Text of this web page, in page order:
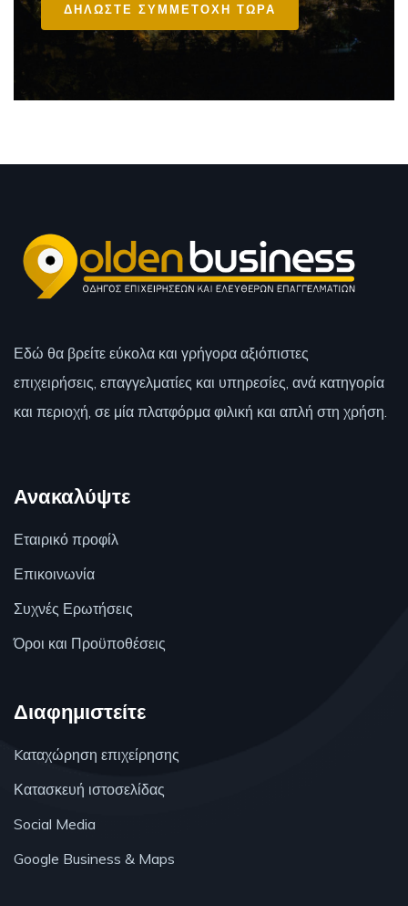
ΔΗΛΩΣΤΕ ΣΥΜΜΕΤΟΧΗ ΤΩΡΑ
Εδώ θα βρείτε εύκολα και γρήγορα αξιόπιστες
επιχειρήσεις, επαγγελματίες και υπηρεσίες, ανά κατηγορία
και περιοχή, σε μία πλατφόρμα φιλική και απλή στη χρήση.
Ανακαλύψτε
Εταιρικό προφίλ
Επικοινωνία
Συχνές Ερωτήσεις
Όροι και Προϋποθέσεις
Διαφημιστείτε
Kαταχώρηση επιχείρησης
Κατασκευή ιστοσελίδας
Social Media
Google Business & Maps